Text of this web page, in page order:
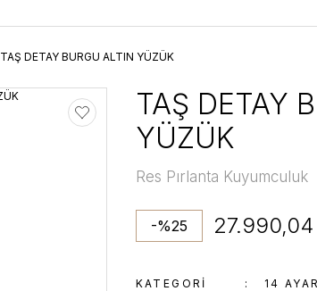
TAŞ DETAY BURGU ALTIN YÜZÜK
TAŞ DETAY
YÜZÜK
Res Pırlanta Kuyumculuk
-%25
KATEGORI 14